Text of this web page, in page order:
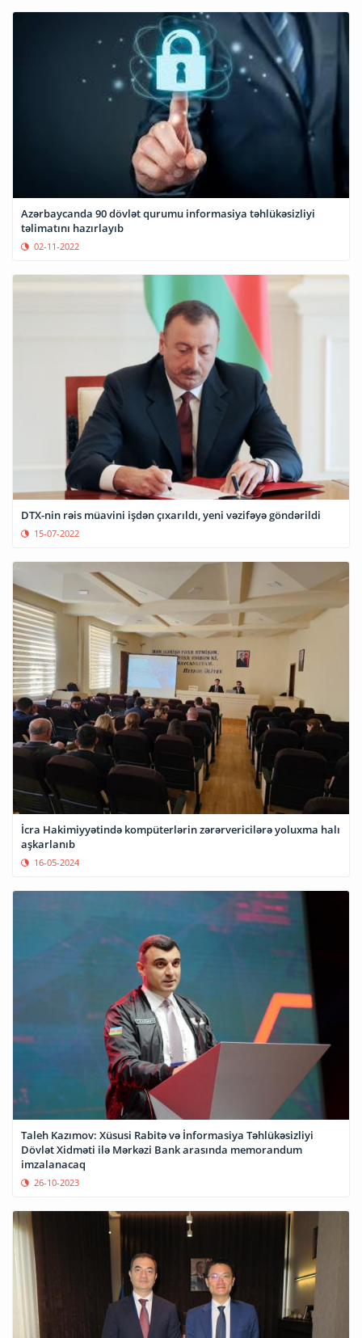
Azərbaycanda 90 dövlət qurumu informasiya təhlükəsizliyi
təlimatını hazırlayıb
02-11-2022
DTX-nin rəis müavini işdən çıxarıldı, yeni vəzifəyə göndərildi
15-07-2022
İcra Hakimiyyətində kompüterlərin zərərvericilərə yoluxma halı
aşkarlanıb
16-05-2024
Taleh Kazımov: Xüsusi Rabitə və İnformasiya Təhlükəsizliyi
Dövlət Xidməti ilə Mərkəzi Bank arasında memorandum
imzalanacaq
26-10-2023